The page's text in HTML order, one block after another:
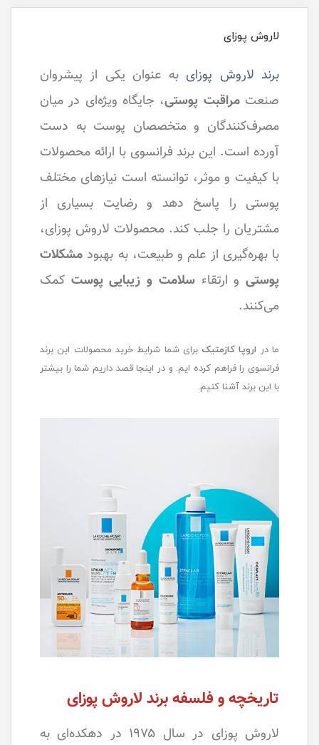
لاروش پوزای
برند لاروش پوزای به عنوان یکی از پیشروان
صنعتمراقبت پوستی، جایگاه ویژه‌ای در میان
مصرف‌کنندگان و متخصصان پوست به دست
آورده است. این برند فرانسوی با ارائه محصولات
با کیفیت و موثر، توانسته است نیازهای مختلف
پوستی را پاسخ دهد و رضایت بسیاری از
مشتریان را جلب کند. محصولات لاروش پوزای،
با بهره‌گیری از علم و طبیعت، به بهبود مشکلات
پوستیو ارتقاءسلامت و زیبایی پوست کمک
می‌کنند.
ما در اروپا کازمتیک برای شما شرایط خرید محصولات این برند
فرانسوی را فراهم کرده ایم. و در اینجا قصد داریم شما را بیشتر
با این برند آشنا کنیم.
تاریخچه و فلسفه برند لاروش پوزای
لاروش پوزای در سال ۱۹۷۵ در دهکده‌ای به